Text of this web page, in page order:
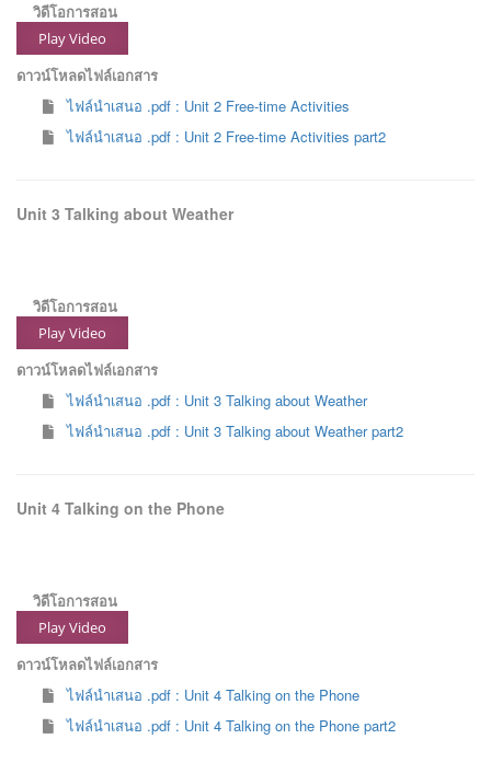
วิดีโอการสอน
Play Video
ดาวน์โหลดไฟล์เอกสาร
ไฟล์นำเสนอ .pdf : Unit 2 Free-time Activities
ไฟล์นำเสนอ .pdf : Unit 2 Free-time Activities part2
Unit 3 Talking about Weather
วิดีโอการสอน
Play Video
ดาวน์โหลดไฟล์เอกสาร
ไฟล์นำเสนอ .pdf : Unit 3 Talking about Weather
ไฟล์นำเสนอ .pdf : Unit 3 Talking about Weather part2
Unit 4 Talking on the Phone
วิดีโอการสอน
Play Video
ดาวน์โหลดไฟล์เอกสาร
ไฟล์นำเสนอ .pdf : Unit 4 Talking on the Phone
ไฟล์นำเสนอ .pdf : Unit 4 Talking on the Phone part2